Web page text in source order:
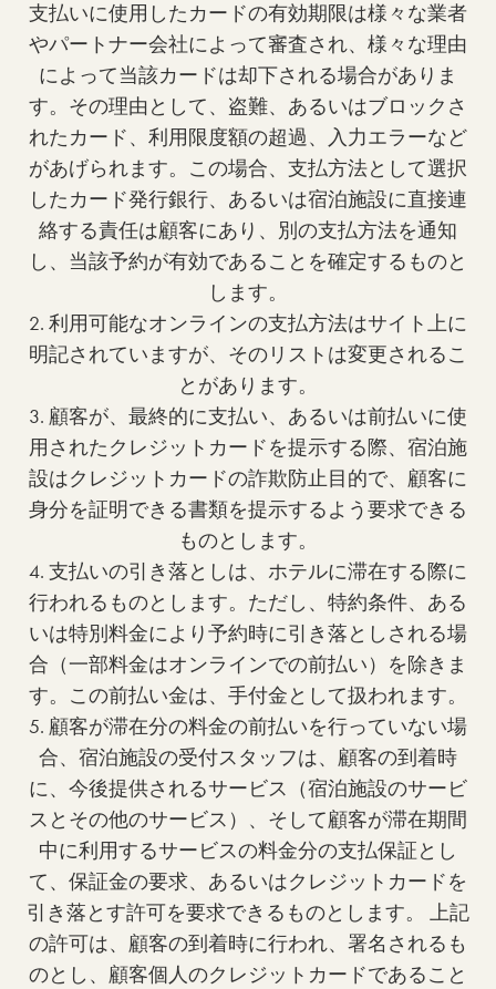
支払いに使用したカードの有効期限は様々な業者
やパートナー会社によって審査され、様々な理由
によって当該カードは却下される場合がありま
す。その理由として、盗難、あるいはブロックさ
れたカード、利用限度額の超過、入力エラーなど
があげられます。この場合、支払方法として選択
したカード発行銀行、あるいは宿泊施設に直接連
絡する責任は顧客にあり、別の支払方法を通知
し、当該予約が有効であることを確定するものと
します。
2. 利用可能なオンラインの支払方法はサイト上に
明記されていますが、そのリストは変更されるこ
とがあります。
3. 顧客が、最終的に支払い、あるいは前払いに使
用されたクレジットカードを提示する際、宿泊施
設はクレジットカードの詐欺防止目的で、顧客に
身分を証明できる書類を提示するよう要求できる
ものとします。
4. 支払いの引き落としは、ホテルに滞在する際に
行われるものとします。ただし、特約条件、ある
いは特別料金により予約時に引き落としされる場
合（一部料金はオンラインでの前払い）を除きま
す。この前払い金は、手付金として扱われます。
5. 顧客が滞在分の料金の前払いを行っていない場
合、宿泊施設の受付スタッフは、顧客の到着時
に、今後提供されるサービス（宿泊施設のサービ
スとその他のサービス）、そして顧客が滞在期間
中に利用するサービスの料金分の支払保証とし
て、保証金の要求、あるいはクレジットカードを
引き落とす許可を要求できるものとします。 上記
の許可は、顧客の到着時に行われ、署名されるも
のとし、顧客個人のクレジットカードであること